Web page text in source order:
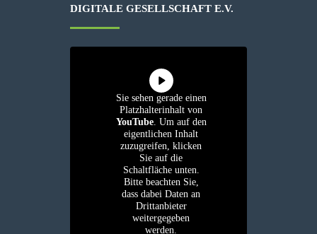
IGITALE GESELLSCHAFT E.V.
Sie sehen gerade einen
Platzhalterinhalt von
YouTube. Um auf den
eigentlichen Inhalt
zuzugreifen, klicken
Sie auf die
Schaltfläche unten.
Bitte beachten Sie,
dass dabei Daten an
Drittanbieter
weitergegeben
werden.